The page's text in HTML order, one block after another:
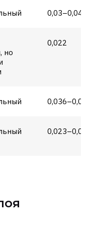
0,03–0,04
но
0,022
0,036–0,041
0,023–0,036